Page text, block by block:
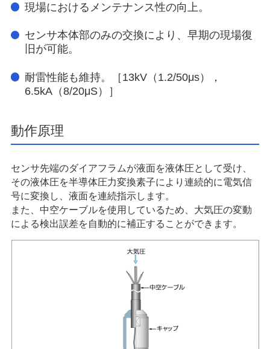
現場におけるメンテナンス性の向上。
センサ本体部のみの交換により、早期の現場復
旧が可能。
耐雷性能も維持。［13kV（1.2/50μs），
6.5kA（8/20μS）］
動作原理
センサ先端のダイアフラムが液面を液体圧として受け、
その液体圧を半導体圧力変換素子により連続的に電気信
号に変換し、液面を連続指示します。
また、中空ケーブルを使用しているため、大気圧の変動
による検出誤差を自動的に補正することができます。